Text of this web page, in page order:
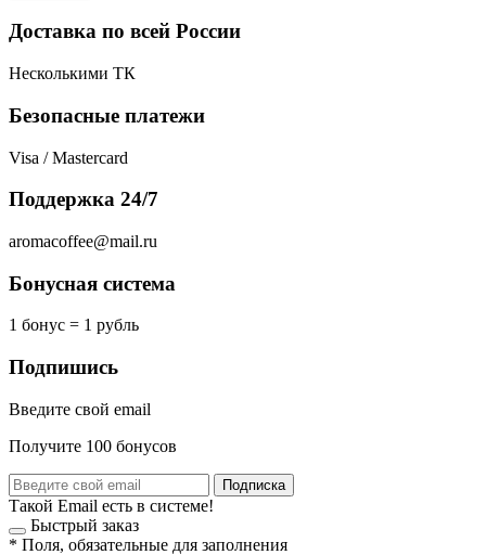
Доставка по всей России
Несколькими ТК
Безопасные платежи
Visa / Mastercard
Поддержка 24/7
aromacoffee@mail.ru
Бонусная система
1 бонус = 1 рубль
Подпишись
Введите свой email
Получите 100 бонусов
Подписка
Такой Email есть в системе!
Быстрый заказ
* Поля, обязательные для заполнения